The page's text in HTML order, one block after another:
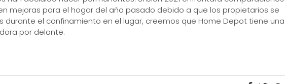
mejoras para el hogar del año pasado debido a que los propietarios se
durante el confinamiento en el lugar, creemos que Home Depot tiene una
por delante.